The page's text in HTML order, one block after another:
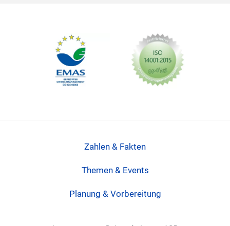
Zahlen & Fakten
Themen & Events
Planung & Vorbereitung